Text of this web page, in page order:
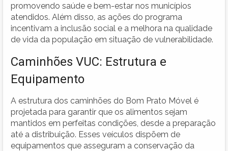
promovendo saúde e bem-estar nos municípios
atendidos. Além disso, as ações do programa
incentivam a inclusão social e a melhora na qualidade
de vida da população em situação de vulnerabilidade.
Caminhões VUC: Estrutura e
Equipamento
A estrutura dos caminhões do Bom Prato Móvel é
projetada para garantir que os alimentos sejam
mantidos em perfeitas condições, desde a preparação
até a distribuição. Esses veículos dispõem de
equipamentos que asseguram a conservação da